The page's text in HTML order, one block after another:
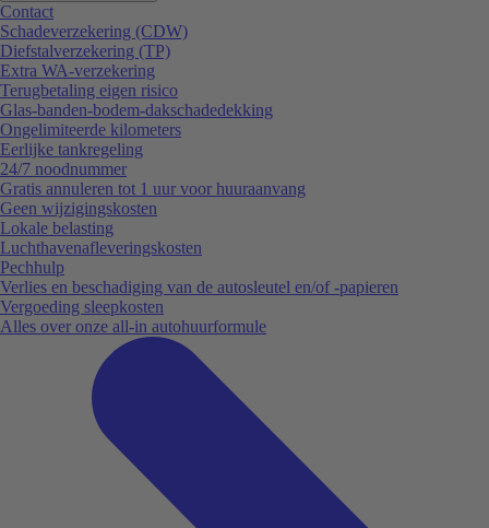
Contact
Schadeverzekering (CDW)
Diefstalverzekering (TP)
Extra WA-verzekering
Terugbetaling eigen risico
Glas-banden-bodem-dakschadedekking
Ongelimiteerde kilometers
Eerlijke tankregeling
24/7 noodnummer
Gratis annuleren tot 1 uur voor huuraanvang
Geen wijzigingskosten
Lokale belasting
Luchthavenafleveringskosten
Pechhulp
Verlies en beschadiging van de autosleutel en/of -papieren
Vergoeding sleepkosten
Alles over onze all-in autohuurformule